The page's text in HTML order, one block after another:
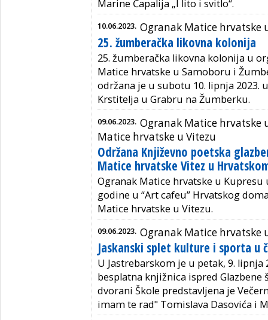
Marine Čapalija „I lito i svitlo“.
10.06.2023. Ogranak Matice hrvatske
25. žumberačka likovna kolonija
25. žumberačka likovna kolonija u
Matice hrvatske u Samoboru i
održana je u subotu 10. lipnja 2023.
Krstitelja u Grabru na Žumberku.
09.06.2023. Ogranak Matice hrvatske
Matice hrvatske u Vitezu
Održana Književno poetska
Matice hrvatske Vitez u
Ogranak Matice hrvatske u Kupresu
godine u “Art cafeu” Hrvatskog
Matice hrvatske u Vitezu.
09.06.2023. Ogranak Matice hrvatske
Jaskanski splet kulture i sporta u
U Jastrebarskom je u petak, 9. lipnja
besplatna knjižnica ispred Glazbene
dvorani Škole predstavljena je
imam te rad" Tomislava Dasovića i